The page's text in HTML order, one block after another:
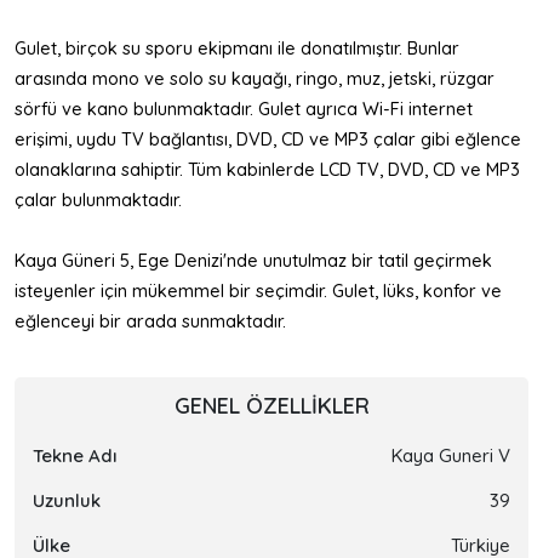
Gulet, birçok su sporu ekipmanı ile donatılmıştır. Bunlar
arasında mono ve solo su kayağı, ringo, muz, jetski, rüzgar
sörfü ve kano bulunmaktadır. Gulet ayrıca Wi-Fi internet
erişimi, uydu TV bağlantısı, DVD, CD ve MP3 çalar gibi eğlence
olanaklarına sahiptir. Tüm kabinlerde LCD TV, DVD, CD ve MP3
çalar bulunmaktadır.
Kaya Güneri 5, Ege Denizi'nde unutulmaz bir tatil geçirmek
isteyenler için mükemmel bir seçimdir. Gulet, lüks, konfor ve
eğlenceyi bir arada sunmaktadır.
GENEL ÖZELLIKLER
Tekne Adı
Kaya Guneri V
Uzunluk
39
Ülke
Türkiye